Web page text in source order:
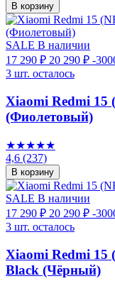
В корзину
SALE В наличии
17 290 ₽ 20 290 ₽ -
3 шт. осталось
Xiaomi Redmi 15
(Фиолетовый)
★★★★★
4,6 (237)
В корзину
SALE В наличии
17 290 ₽ 20 290 ₽ -
3 шт. осталось
Xiaomi Redmi 15
Black (Чёрный)